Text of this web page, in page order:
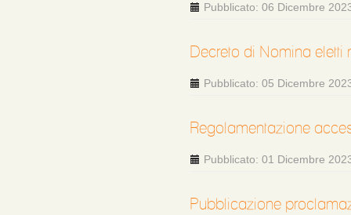
Pubblicato: 06 Dicembre
Decreto di Nomina eletti
Pubblicato: 05 Dicembre
Regolamentazione
Pubblicato: 01 Dicembre
Pubblicazione